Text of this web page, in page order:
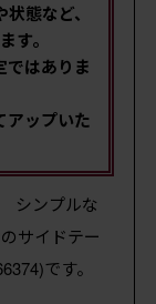
態など、
す。
ではありま
アップいた
シンプルな
サイドテー
です。